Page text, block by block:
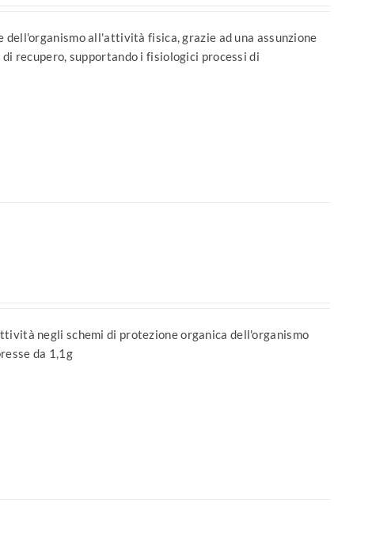
all'attività fisica, grazie ad una assunzione
recupero, supportando i fisiologici processi di
negli schemi di protezione organica dell'organismo
da 1,1g